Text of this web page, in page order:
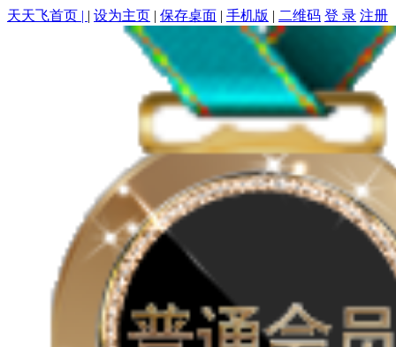
天天飞首页 | | 设为主页 | 保存桌面 | 手机版 | 二维码 登 录 注册